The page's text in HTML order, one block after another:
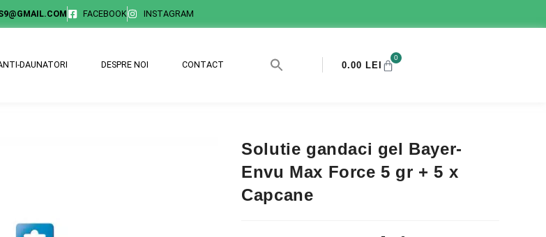
FACEBOOK INSTAGRAM
DAUNATORI DESPRE NOI CONTACT 0.00 LEI
0
Solutie gandaci gel Bayer-
Envu Max Force 5 gr + 5 x
Capcane